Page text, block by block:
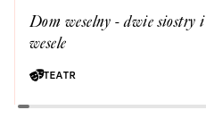
Dom weselny - dwie siostry i
wesele
TEATR